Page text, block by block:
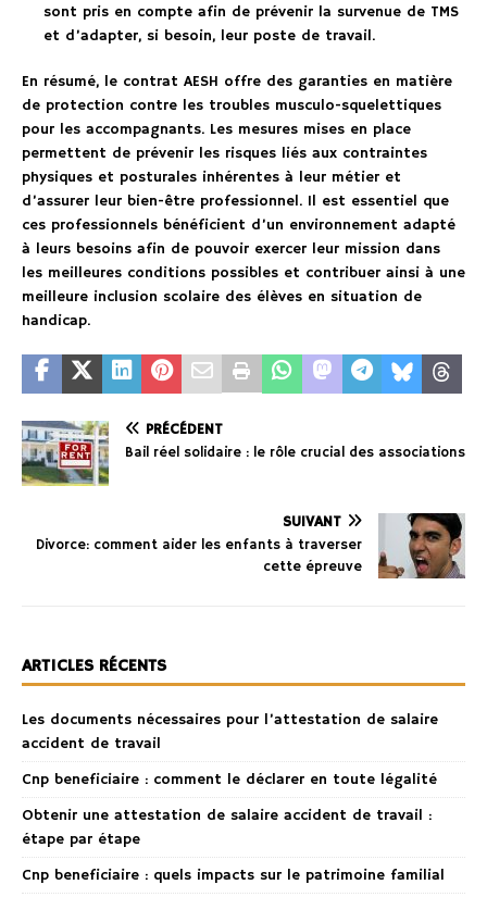
sont pris en compte afin de prévenir la survenue de TMS
et d’adapter, si besoin, leur poste de travail.
En résumé, le contrat AESH offre des garanties en matière
de protection contre les troubles musculo-squelettiques
pour les accompagnants. Les mesures mises en place
permettent de prévenir les risques liés aux contraintes
physiques et posturales inhérentes à leur métier et
d’assurer leur bien-être professionnel. Il est essentiel que
ces professionnels bénéficient d’un environnement adapté
à leurs besoins afin de pouvoir exercer leur mission dans
les meilleures conditions possibles et contribuer ainsi à une
meilleure inclusion scolaire des élèves en situation de
handicap.
PRÉCÉDENT
Bail réel solidaire : le rôle crucial des associations
SUIVANT
Divorce: comment aider les enfants à traverser
cette épreuve
ARTICLES RÉCENTS
Les documents nécessaires pour l’attestation de salaire
accident de travail
Cnp beneficiaire : comment le déclarer en toute légalité
Obtenir une attestation de salaire accident de travail :
étape par étape
Cnp beneficiaire : quels impacts sur le patrimoine familial